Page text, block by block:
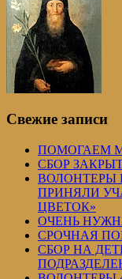
Свежие записи
ПОМОГАЕМ
СБОР
ВОЛОНТЕРЫ
ПРИНЯЛИ
ЦВЕТОК»
ОЧЕНЬ
СРОЧНАЯ
СБОР НА